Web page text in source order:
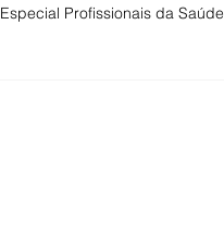
Especial Profissionais da Saúde